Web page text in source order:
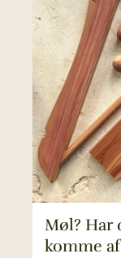
Møl? Har
komme